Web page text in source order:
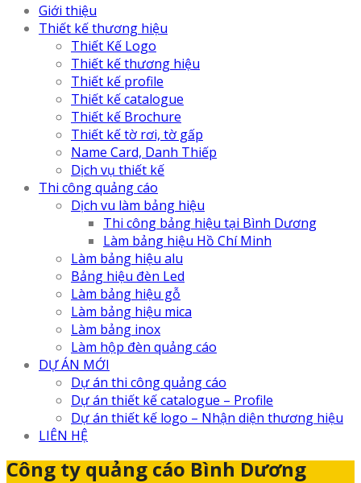
Giới thiệu
Thiết kế thương hiệu
Thiết Kế Logo
Thiết kế thương hiệu
Thiết kế profile
Thiết kế catalogue
Thiết kế Brochure
Thiết kế tờ rơi, tờ gấp
Name Card, Danh Thiếp
Dịch vụ thiết kế
Thi công quảng cáo
Dịch vu làm bảng hiệu
Thi công bảng hiệu tại Bình Dương
Làm bảng hiệu Hồ Chí Minh
Làm bảng hiệu alu
Bảng hiệu đèn Led
Làm bảng hiệu gỗ
Làm bảng hiệu mica
Làm bảng inox
Làm hộp đèn quảng cáo
DỰ ÁN MỚI
Dự án thi công quảng cáo
Dự án thiết kế catalogue – Profile
Dự án thiết kế logo – Nhận diện thương hiệu
LIÊN HỆ
Công ty quảng cáo Bình Dương